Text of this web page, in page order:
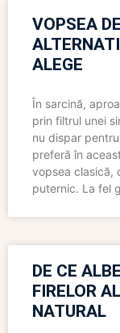
VOPSEA
ALEGE
În sarcină,
prin filtrul unei
nu dispar
preferă în
vopsea clasică,
puternic. La fel
DE CE
FIRELOR
NATURAL